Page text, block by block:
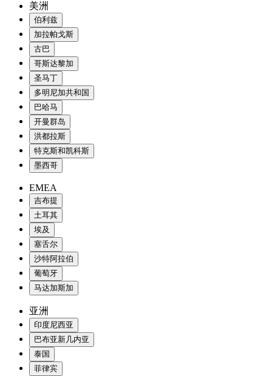
美洲
伯利兹
加拉帕戈斯
古巴
哥斯达黎加
圣马丁
多明尼加共和国
巴哈马
开曼群岛
洪都拉斯
特克斯和凯科斯
墨西哥
EMEA
吉布提
土耳其
埃及
塞舌尔
沙特阿拉伯
葡萄牙
马达加斯加
亚洲
印度尼西亚
巴布亚新几内亚
泰国
菲律宾